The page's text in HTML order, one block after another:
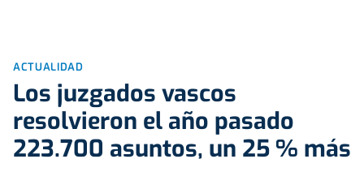
ACTUALIDAD
Los juzgados vascos
resolvieron el año pasado
223.700 asuntos, un 25 % más